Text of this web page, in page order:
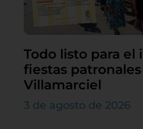
Todo listo para el
fiestas
Villamarciel
3 de agosto de 2026